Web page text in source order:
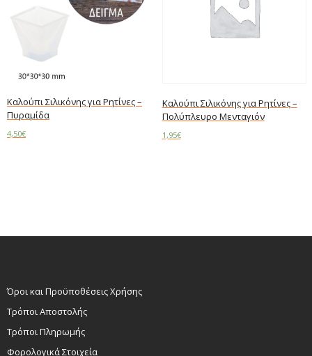
Καλούπι Σιλικόνης για Ρητίνες –
Πυραμίδα
4,50€
Καλούπι Σιλικόνης για Ρητίνες –
Πολύπλευρο Μενταγιόν
1,95€
Όροι και Προϋποθέσεις Χρήσης
Τρόποι Αποστολής
Τρόποι Πληρωμής
Φορολογικά Στοιχεία